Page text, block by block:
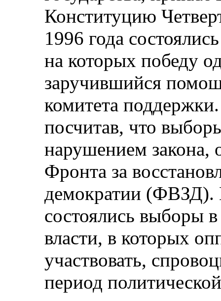
Конституцию
1996 года
на которых победу
заручившийся
комитета
посчитав, что
нарушением закона,
Фронта за
демократии (ФВЗД).
состоялись выборы
власти, в которых
участвовать,
период